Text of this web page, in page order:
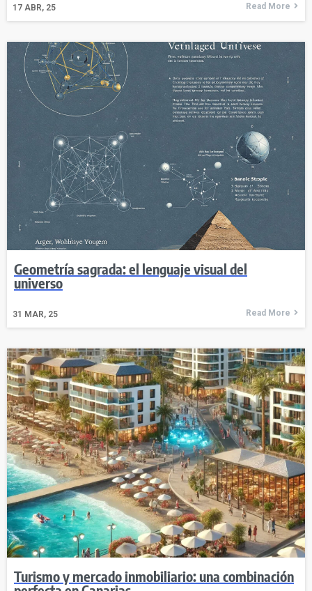
17 ABR, 25 Read More
Geometría sagrada: el lenguaje visual del
universo
31 MAR, 25 Read More
Turismo y mercado inmobiliario: una combinación